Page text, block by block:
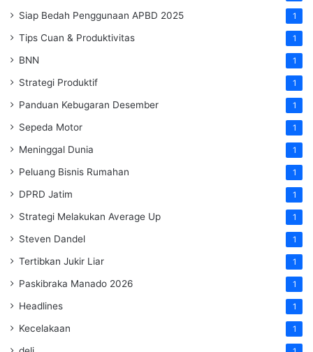
Siap Bedah Penggunaan APBD 2025 1
Tips Cuan & Produktivitas 1
BNN 1
Strategi Produktif 1
Panduan Kebugaran Desember 1
Sepeda Motor 1
Meninggal Dunia 1
Peluang Bisnis Rumahan 1
DPRD Jatim 1
Strategi Melakukan Average Up 1
Steven Dandel 1
Tertibkan Jukir Liar 1
Paskibraka Manado 2026 1
Headlines 1
Kecelakaan 1